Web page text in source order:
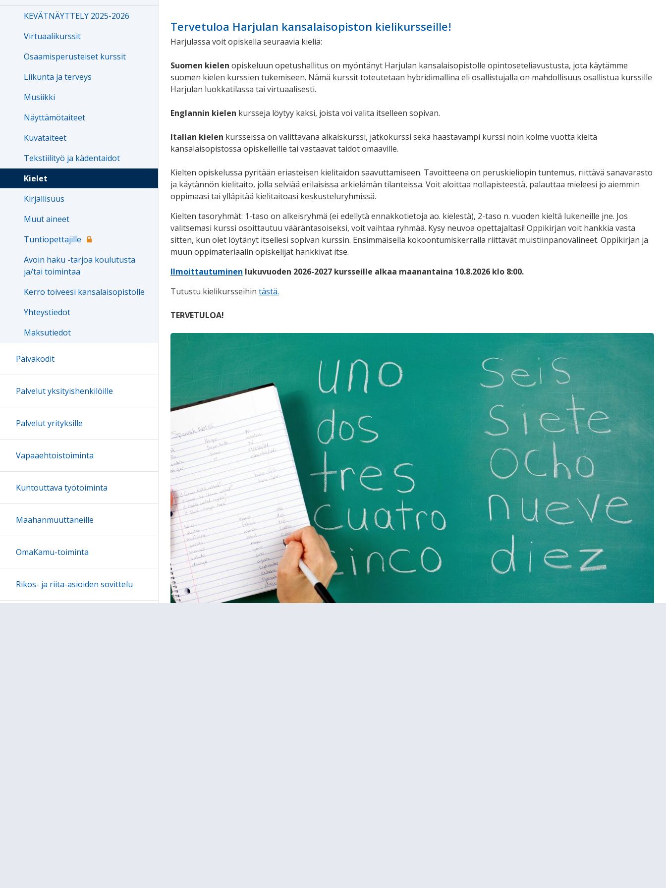
Tervetuloa Harjulan kansalaisopiston kielikursseille!
Harjulassa voit opiskella seuraavia kieliä:
Suomen kielen opiskeluun opetushallitus on myöntänyt Harjulan kansalaisopistolle opintoseteliavustusta, jota käytämme
suomen kielen kurssien tukemiseen. Nämä kurssit toteutetaan hybridimallina eli osallistujalla on mahdollisuus osallistua kurssille
Harjulan luokkatilassa tai virtuaalisesti.
Englannin kielen kursseja löytyy kaksi, joista voi valita itselleen sopivan.
Italian kielen kursseissa on valittavana alkaiskurssi, jatkokurssi sekä haastavampi kurssi noin kolme vuotta kieltä
kansalaisopistossa opiskelleille tai vastaavat taidot omaaville.
Kielten opiskelussa pyritään eriasteisen kielitaidon saavuttamiseen. Tavoitteena on peruskieliopin tuntemus, riittävä sanavarasto
ja käytännön kielitaito, jolla selviää erilaisissa arkielämän tilanteissa. Voit aloittaa nollapisteestä, palauttaa mieleesi jo aiemmin
oppimaasi tai ylläpitää kielitaitoasi keskusteluryhmissä.
Kielten tasoryhmät: 1-taso on alkeisryhmä (ei edellytä ennakkotietoja ao. kielestä), 2-taso n. vuoden kieltä lukeneille jne. Jos
valitsemasi kurssi osoittautuu vääräntasoiseksi, voit vaihtaa ryhmää. Kysy neuvoa opettajaltasi! Oppikirjan voit hankkia vasta
sitten, kun olet löytänyt itsellesi sopivan kurssin. Ensimmäisellä kokoontumiskerralla riittävät muistiinpanovälineet. Oppikirjan ja
muun oppimateriaalin opiskelijat hankkivat itse.
Ilmoittautuminen lukuvuoden 2026-2027 kursseille alkaa maanantaina 10.8.2026 klo 8:00.
Tutustu kielikursseihin tästä.
TERVETULOA!
KEVÄTNÄYTTELY 2025-2026
Virtuaalikurssit
Osaamisperusteiset kurssit
Liikunta ja terveys
Musiikki
Näyttämötaiteet
Kuvataiteet
Tekstiilityö ja kädentaidot
Kielet
Kirjallisuus
Muut aineet
Tuntiopettajille
Avoin haku -tarjoa koulutusta
ja/tai toimintaa
Kerro toiveesi kansalaisopistolle
Yhteystiedot
Maksutiedot
Päiväkodit
Palvelut yksityishenkilöille
Palvelut yrityksille
Vapaaehtoistoiminta
Kuntouttava työtoiminta
Maahanmuuttaneille
OmaKamu-toiminta
Rikos- ja riita-asioiden sovittelu